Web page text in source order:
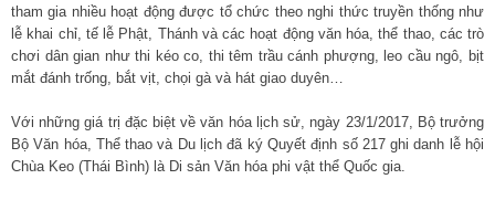
tham gia nhiều hoạt động được tổ chức theo nghi thức truyền thống như
lễ khai chỉ, tế lễ Phật, Thánh và các hoạt động văn hóa, thể thao, các trò
chơi dân gian như thi kéo co, thi têm trầu cánh phượng, leo cầu ngô, bịt
mắt đánh trống, bắt vịt, chọi gà và hát giao duyên…
Với những giá trị đặc biệt về văn hóa lịch sử, ngày 23/1/2017, Bộ trưởng
Bộ Văn hóa, Thể thao và Du lịch đã ký Quyết định số 217 ghi danh lễ hội
Chùa Keo (Thái Bình) là Di sản Văn hóa phi vật thể Quốc gia.